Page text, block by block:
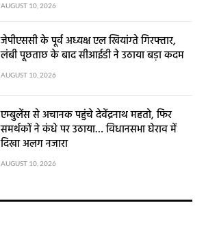
AUGUST 10, 2026
जेपीएससी के पूर्व अध्यक्ष एल खियांग्ते गिरफ्तार,
लंबी पूछताछ के बाद सीआईडी ने उठाया बड़ा कदम
AUGUST 10, 2026
एम्बुलेंस से अचानक पहुंचे देवेंद्रनाथ महतो, फिर
समर्थकों ने कंधे पर उठाया… विधानसभा घेराव में
दिखा अलग नजारा
AUGUST 10, 2026